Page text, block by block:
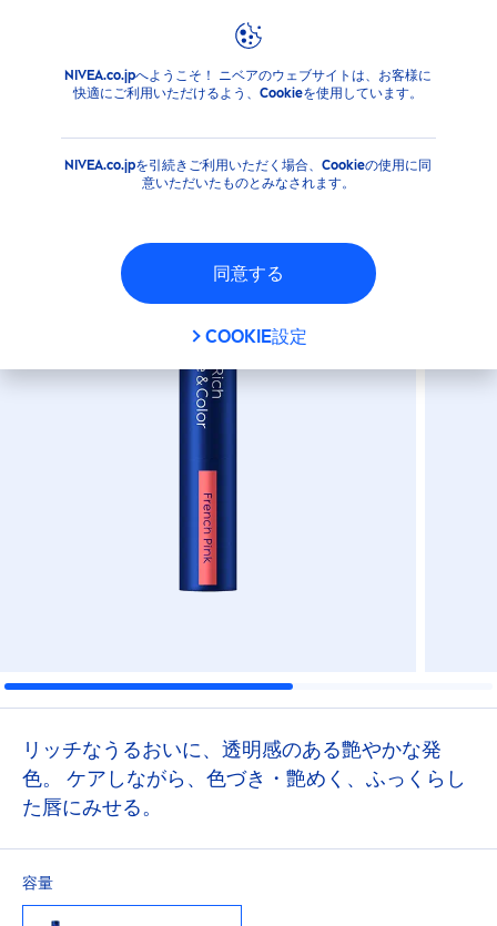
NIVEA.co.jpへようこそ！ ニベアのウェブサイトは、お客様に
快適にご利用いただけるよう、Cookieを使用しています。
NIVEA.co.jpを引続きご利用いただく場合、Cookieの使用に同
意いただいたものとみなされます。
同意する
COOKIE設定
商品 フェイス リップケア リップケアスティック
ニベア リッチケア＆カラーリ
ップ フレンチピンク
リッチなうるおいに、透明感のある艶やかな発
色。 ケアしながら、色づき・艶めく、ふっくらし
た唇にみせる。
容量